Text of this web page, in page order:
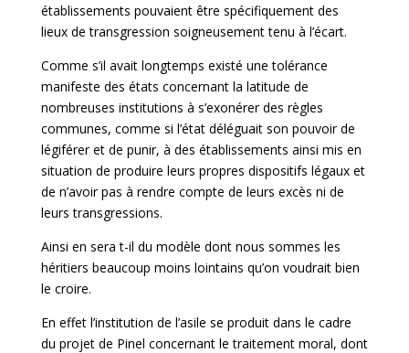
établissements pouvaient être spécifiquement des
lieux de transgression soigneusement tenu à l’écart.
Comme s’il avait longtemps existé une tolérance
manifeste des états concernant la latitude de
nombreuses institutions à s’exonérer des règles
communes, comme si l’état déléguait son pouvoir de
légiférer et de punir, à des établissements ainsi mis en
situation de produire leurs propres dispositifs légaux et
de n’avoir pas à rendre compte de leurs excès ni de
leurs transgressions.
Ainsi en sera t-il du modèle dont nous sommes les
héritiers beaucoup moins lointains qu’on voudrait bien
le croire.
En effet l’institution de l’asile se produit dans le cadre
du projet de Pinel concernant le traitement moral, dont